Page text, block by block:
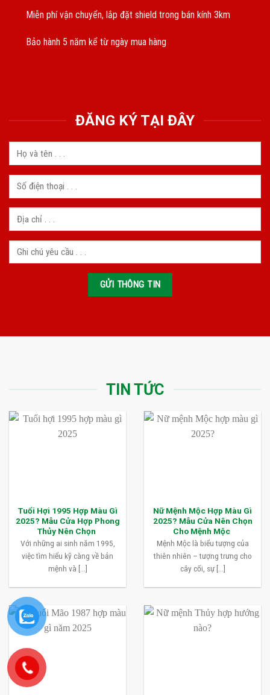
Miễn phí vận chuyển, lắp đặt shield trong bán kính 3km
Bảo hành 5 năm kể từ ngày mua hàng
ĐĂNG KÝ TẠI ĐÂY
TIN TỨC
Tuổi Hợi 1995 Hợp Màu Gì
2025? Mẫu Cửa Hợp Phong
Thủy Nên Chọn
Với những ai sinh năm 1995,
việc tìm hiểu kỹ càng về bản
mệnh và [...]
Nữ Mệnh Mộc Hợp Màu Gì
2025? Mẫu Cửa Nên Chọn
Cho Mệnh Mộc
Mệnh Mộc là biểu tượng của
thiên nhiên – tượng trưng cho
cây cối, sự [...]